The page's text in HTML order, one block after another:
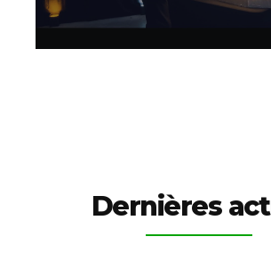
Dernières